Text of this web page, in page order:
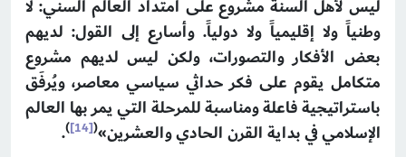
ليس لأهل السنة مشروع على امتداد العالم السني: لا
وطنياً ولا إقليمياً ولا دولياً. وأسارع إلى القول: لديهم
بعض الأفكار والتصورات، ولكن ليس لديهم مشروع
متكامل يقوم على فكر حداثي سياسي معاصر، ويُرفَق
باستراتيجية فاعلة ومناسبة للمرحلة التي يمر بها العالم
الإسلامي في بداية القرن الحادي والعشرين»(
[14]
)
.